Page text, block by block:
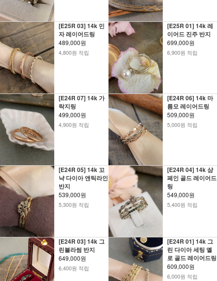
[E25R 03] 14k 민
자 레이어드링
489,000원
4,800원 적립
[E25R 01] 14k 레
이어드 진주 반지
699,000원
6,900원 적립
[E24R 07] 14k 가
락지링
499,000원
4,900원 적립
[E24R 06] 14k 마
름모 레이어드링
509,000원
5,000원 적립
[E24R 05] 14k 꼬
냑 다이아 앤틱라인
반지
539,000원
5,300원 적립
[E24R 04] 14k 샴
페인 골드 레이어드
링
549,000원
5,400원 적립
[E24R 03] 14k 그
린블라썸 반지
649,000원
6,400원 적립
[E24R 01] 14k 그
린 다이아 세팅 옐
로 골드 레이어드링
609,000원
6,000원 적립